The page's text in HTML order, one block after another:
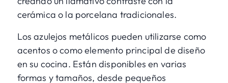
cerámica o la porcelana tradicionales.
Los azulejos metálicos pueden utilizarse como
acentos o como elemento principal de diseño
en su cocina. Están disponibles en varias
formas y tamaños, desde pequeños